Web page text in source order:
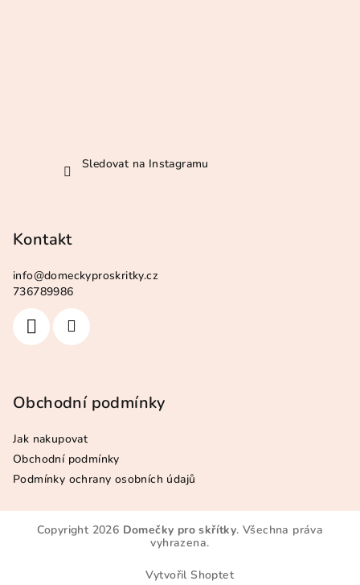
Sledovat na Instagramu
Kontakt
info@domeckyproskritky.cz
736789986
Obchodní podmínky
Jak nakupovat
Obchodní podmínky
Podmínky ochrany osobních údajů
Copyright 2026 Domečky pro skřítky. Všechna práva
vyhrazena.
Vytvořil Shoptet